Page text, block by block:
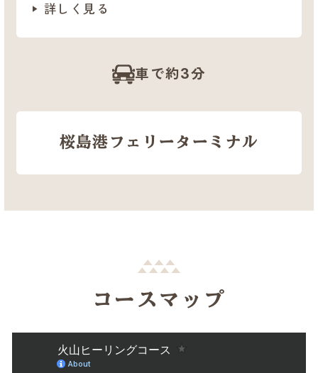
詳しく見る
車で約3分
桜島港フェリーターミナル
コースマップ